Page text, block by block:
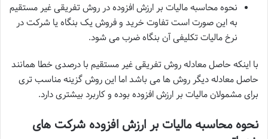
نحوه محاسبه مالیات بر ارزش افزوده در روش تفریقی غیر مستقیم
به این صورت است تفاوت خرید و فروش یک بنگاه یا شرکت در
نرخ مالیات تکلیفی آن بنگاه ضرب می شود.
با اینکه حاصل معادله روش تفریقی غیر مستقیم با درصدی خطا همانند
حاصل معادله دیگر روش ها می باشد اما این روش گزینه مناسب تری
برای مشمولان مالیات بر ارزش افزوده بوده و کاربرد بیشتری دارد.
نحوه محاسبه مالیات بر ارزش افزوده شرکت های